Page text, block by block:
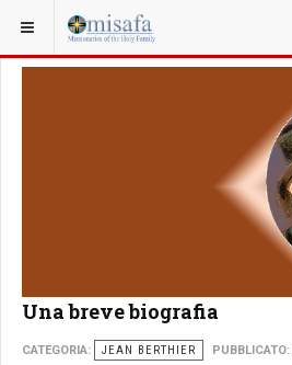
SEI QUI:
Una breve biografia
CATEGORIA: JEAN BERTHIER PUBBLICATO: